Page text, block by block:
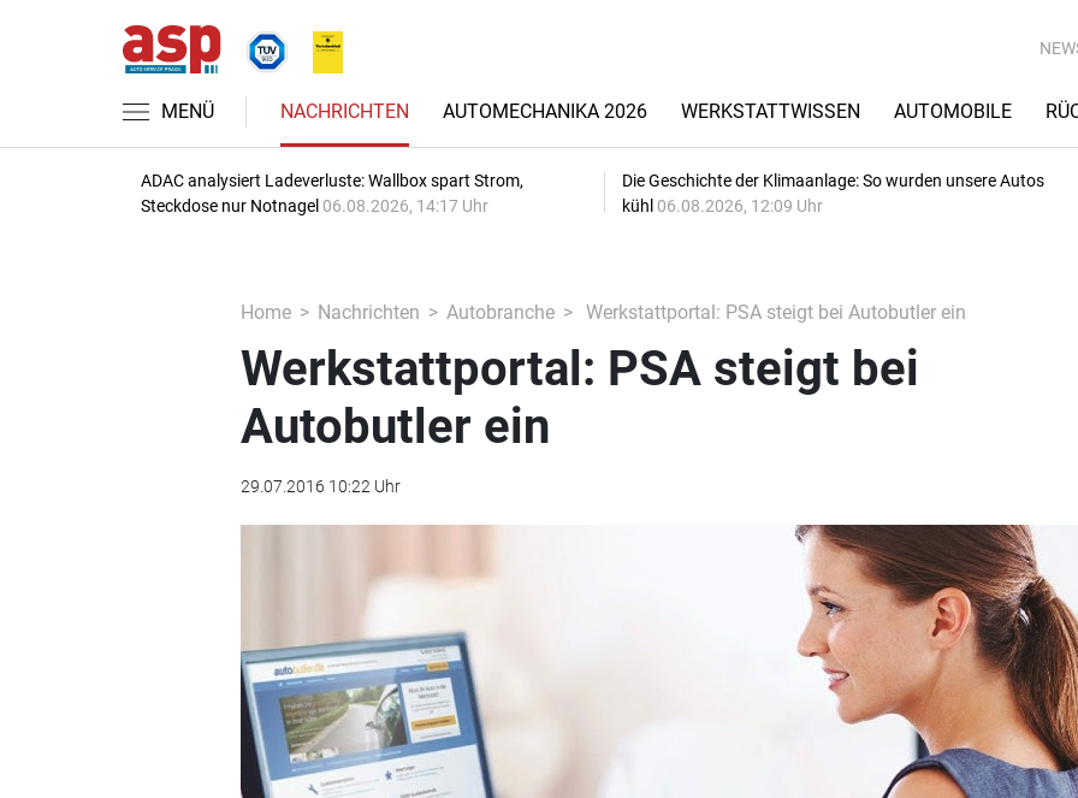
MENÜ NACHRICHTEN AUTOMECHANIKA 2026 WERKSTATTWISSEN AUTOMOBILE
ADAC analysiert Ladeverluste: Wallbox spart Strom,
Steckdose nur Notnagel 06.08.2026, 14:17 Uhr
Die Geschichte der Klimaanlage: So wurden unsere Autos
kühl 06.08.2026, 12:09 Uhr
Home Nachrichten Autobranche Werkstattportal: PSA steigt bei Autobutler ein
Werkstattportal: PSA steigt bei
Autobutler ein
29.07.2016 10:22 Uhr